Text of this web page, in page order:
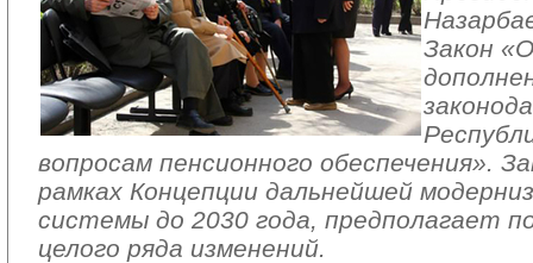
Закон
вопросам пенсионного обеспечения».
рамках Концепции дальнейшей
системы до 2030 года, предполагает
целого ряда изменений.